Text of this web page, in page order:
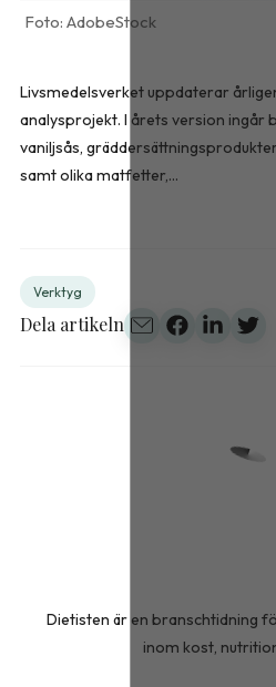
AdobeStock
Livsmedelsverket uppdaterar
analysprojekt. I årets version ingår
vaniljsås,
samt olika matfetter,...
Verktyg
Dela artikeln
Dietisten är en branschtidning
inom kost,